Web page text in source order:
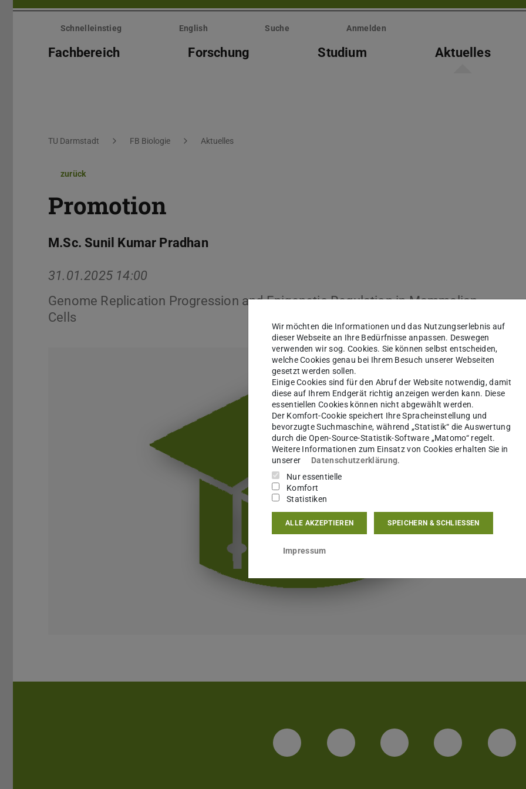
Menü
überspringenSchnelleinstieg English Suche Anmelden
Fachbereich Forschung Studium Aktuelles
Sie befinden sich hier:
TU Darmstadt FB Biologie Aktuelles
zurück
Promotion
M.Sc. Sunil Kumar Pradhan
31.01.2025 14:00
Genome Replication Progression and Epigenetic Regulation in Mammalian
Cells
LinkedIn-Seite der TU Darmstadt
Instagram-Kanal der TU
Bluesky-Kanal der
Wir möchten die Informationen und das Nutzungserlebnis auf
dieser Webseite an Ihre Bedürfnisse anpassen. Deswegen
verwenden wir sog. Cookies. Sie können selbst entscheiden,
welche Cookies genau bei Ihrem Besuch unserer Webseiten
gesetzt werden sollen.
Einige Cookies sind für den Abruf der Website notwendig, damit
diese auf Ihrem Endgerät richtig anzeigen werden kann. Diese
essentiellen Cookies können nicht abgewählt werden.
Der Komfort-Cookie speichert Ihre Spracheinstellung und
bevorzugte Suchmaschine, während „Statistik“ die Auswertung
durch die Open-Source-Statistik-Software „Matomo“ regelt.
Weitere Informationen zum Einsatz von Cookies erhalten Sie in
unserer
Datenschutzerklärung.
Nur essentielle
Komfort
Statistiken
ALLE AKZEPTIEREN SPEICHERN & SCHLIESSEN
Impressum